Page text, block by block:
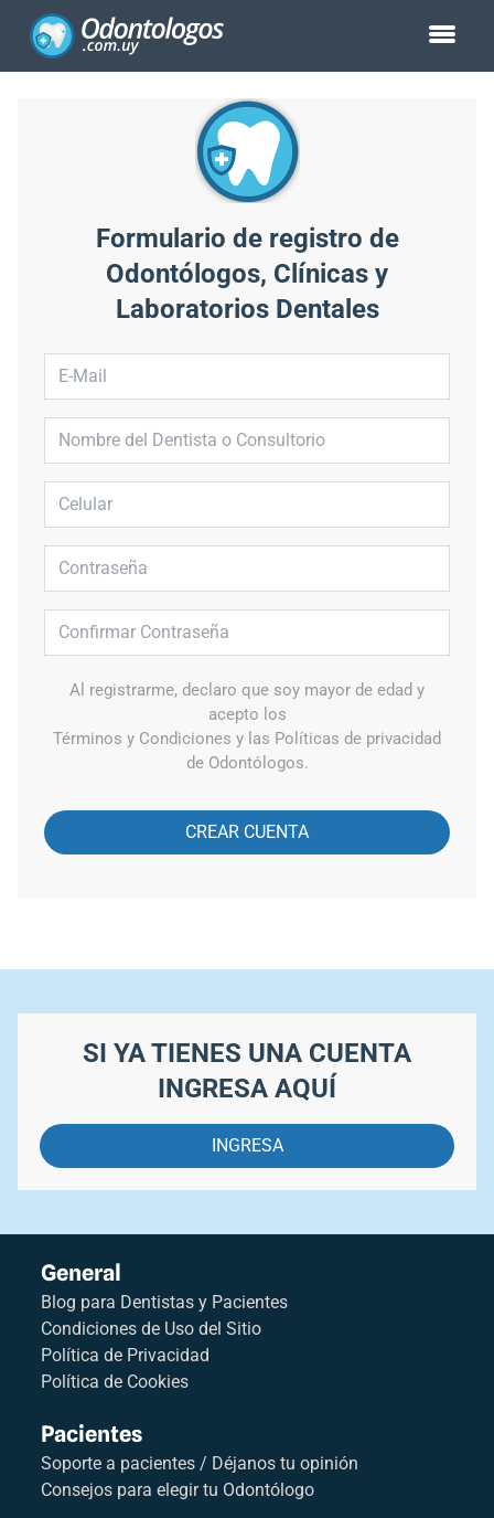
Formulario de registro de
Odontólogos, Clínicas y
Laboratorios Dentales
Al registrarme, declaro que soy mayor de edad y
acepto los
Términos y Condiciones y las Políticas de privacidad
de Odontólogos.
CREAR CUENTA
SI YA TIENES UNA CUENTA
INGRESA AQUÍ
INGRESA
General
Blog para Dentistas y Pacientes
Condiciones de Uso del Sitio
Política de Privacidad
Política de Cookies
Pacientes
Soporte a pacientes / Déjanos tu opinión
Consejos para elegir tu Odontólogo